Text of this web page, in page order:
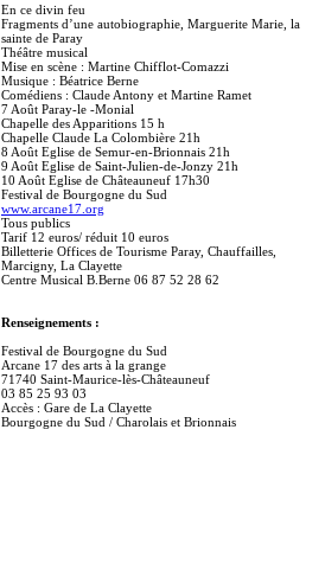
En ce divin feu
Fragments d’une autobiographie, Marguerite Marie, la
sainte de Paray
Théâtre musical
Mise en scène : Martine Chifflot-Comazzi
Musique : Béatrice Berne
Comédiens : Claude Antony et Martine Ramet
7 Août Paray-le -Monial
Chapelle des Apparitions 15 h
Chapelle Claude La Colombière 21h
8 Août Eglise de Semur-en-Brionnais 21h
9 Août Eglise de Saint-Julien-de-Jonzy 21h
10 Août Eglise de Châteauneuf 17h30
Festival de Bourgogne du Sud
www.arcane17.org
Tous publics
Tarif 12 euros/ réduit 10 euros
Billetterie Offices de Tourisme Paray, Chauffailles,
Marcigny, La Clayette
Centre Musical B.Berne 06 87 52 28 62
Renseignements :
Festival de Bourgogne du Sud
Arcane 17 des arts à la grange
71740 Saint-Maurice-lès-Châteauneuf
03 85 25 93 03
Accès : Gare de La Clayette
Bourgogne du Sud / Charolais et Brionnais